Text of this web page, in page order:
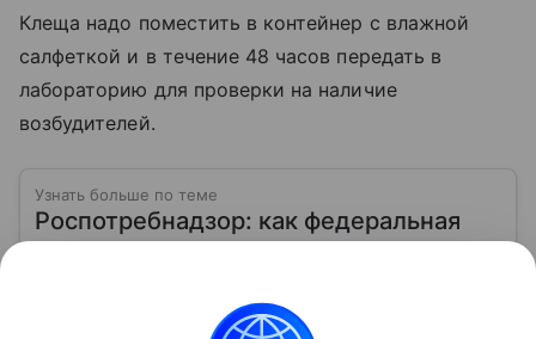
Клеща надо поместить в контейнер с влажной
салфеткой и в течение 48 часов передать в
лабораторию для проверки на наличие
возбудителей.
Узнать больше по теме
Роспотребнадзор: как федеральная
Качество еды в столовой, безопасность игрушек,
чистота воды в кране и даже условия в школе или